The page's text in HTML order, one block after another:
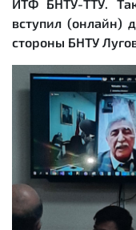
ИТФ БНТУ-ТТУ.
вступил (онлайн)
стороны БНТУ